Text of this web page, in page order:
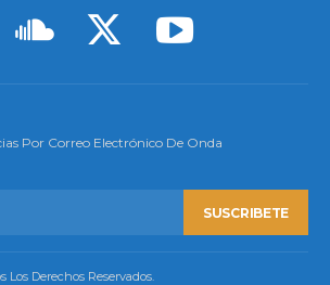
Por Correo Electrónico De Onda
SUSCRIBETE
Los Derechos Reservados.